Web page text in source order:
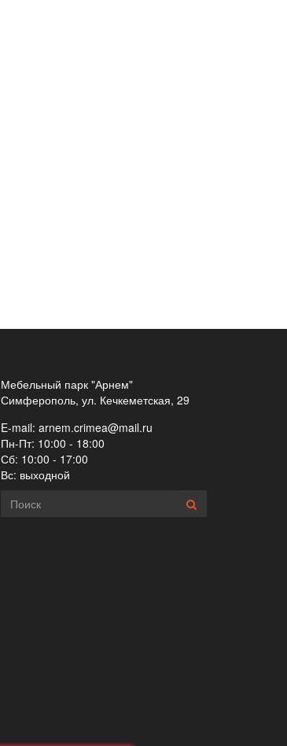
Мебельный парк "Арнем"
Симферополь, ул. Кечкеметская, 29
E-mail: arnem.crimea@mail.ru
Пн-Пт: 10:00 - 18:00
Сб: 10:00 - 17:00
Вс: выходной